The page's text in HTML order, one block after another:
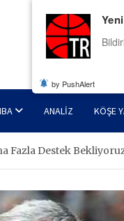
ANALIZ KÖŞE
Fazla Destek
by PushAlert